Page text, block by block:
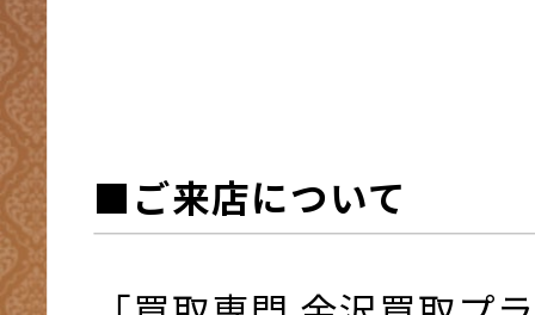
■ご来店について